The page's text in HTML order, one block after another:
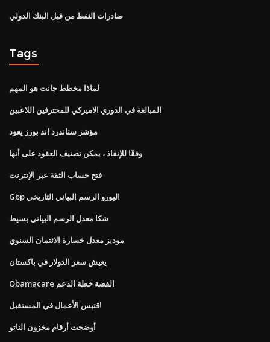
صادرات النفط من قبل البنك الدولي
Tags
لماذا مخطط جانت هو المهم
المبالغة في الدوري الاميركي للمحترفين اللاعبين
مؤشر ستاندرد اند بورز يعود
وفقًا للإنفاذ ، يمكن تصنيف العقود على أنها
فتح حساب الثقة عبر الإنترنت
Gbp اليورو الرسم البياني التاريخي
شكا معدل الرسم البياني بسيط
موديز معدل خسارة الائتمان السنوي
يعيش سعر الدولار في باكستان
Obamacare الفضة خطة الدعم
اقتبس الأعمال في المستقبل
أوضحت أرقام مخزون الناتو